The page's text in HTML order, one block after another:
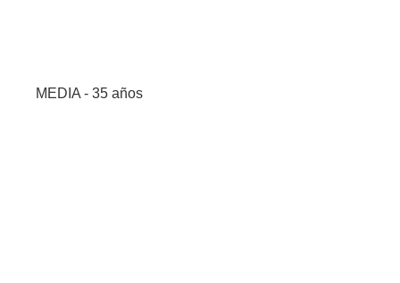
MEDIA - 35 años